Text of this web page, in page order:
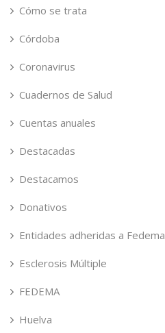
Cómo se trata
Córdoba
Coronavirus
Cuadernos de Salud
Cuentas anuales
Destacadas
Destacamos
Donativos
Entidades adheridas a Fedema
Esclerosis Múltiple
FEDEMA
Huelva